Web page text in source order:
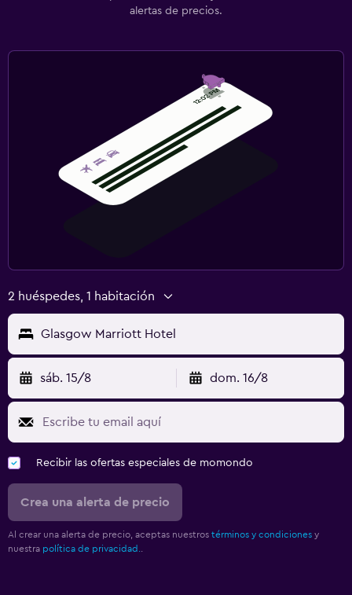
alertas de precios.
2 huéspedes, 1 habitación
Glasgow Marriott Hotel
sáb. 15/8 dom. 16/8
Recibir las ofertas especiales de momondo
Crea una alerta de precio
Al crear una alerta de precio, aceptas nuestros términos y condiciones y
nuestra política de privacidad.